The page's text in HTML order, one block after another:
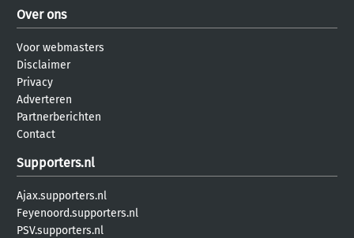
Over ons
Voor webmasters
Disclaimer
Privacy
Adverteren
Partnerberichten
Contact
Supporters.nl
Ajax.supporters.nl
Feyenoord.supporters.nl
PSV.supporters.nl